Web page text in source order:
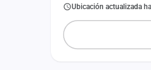
Ubicación actualizada
Crear cuenta
Administración